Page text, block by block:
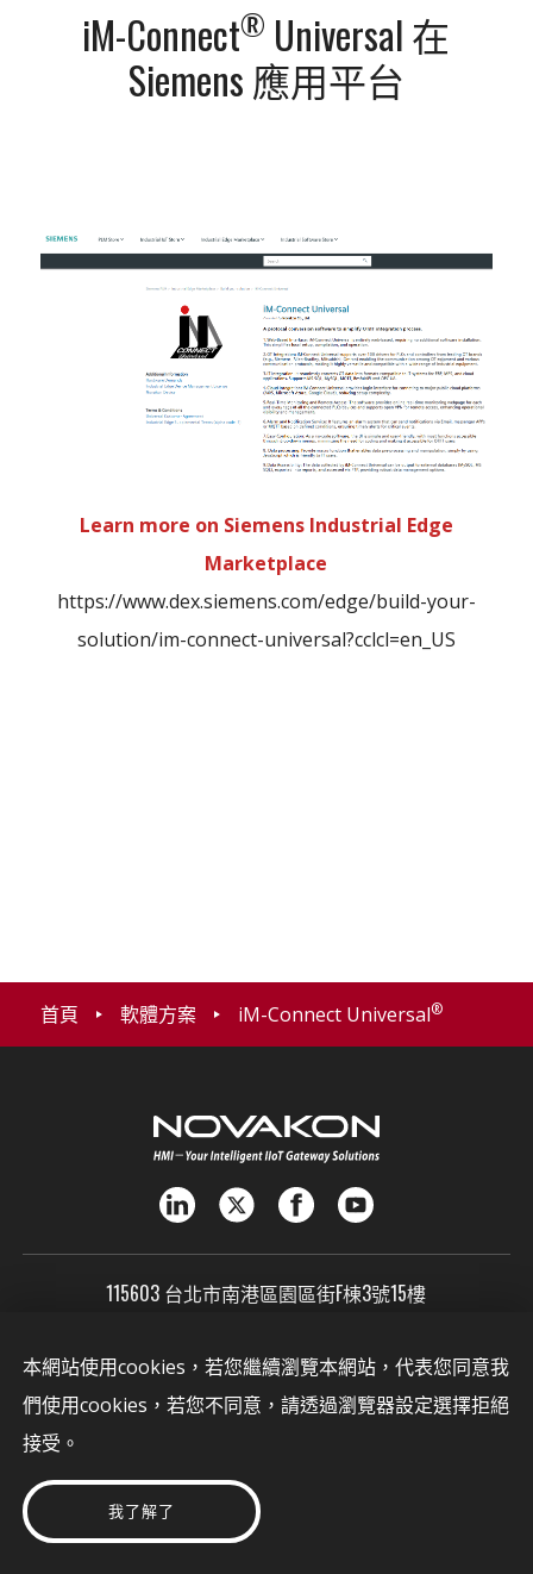
iM-Connect® Universal 在
Siemens 應用平台
Learn more on Siemens Industrial Edge
Marketplace
https://www.dex.siemens.com/edge/build-your-
solution/im-connect-universal?cclcl=en_US
首頁 軟體方案 iM-Connect Universal®
115603 台北市南港區園區街F棟3號15樓
+886-2-7720-0999
資安弱點通報
© 速博康科技股份有限公司
本網站使用cookies，若您繼續瀏覽本網站，代表您同意我
們使用cookies，若您不同意，請透過瀏覽器設定選擇拒絕
接受。
我了解了